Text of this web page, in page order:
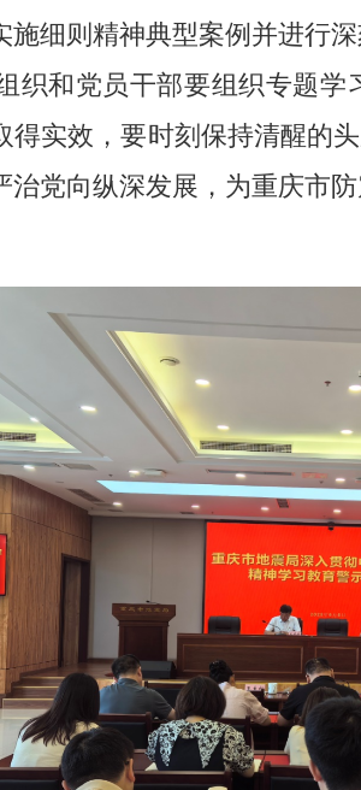
细则精神典型案例并进行深
织和党员干部要组织专题
得实效，要时刻保持清醒的
党向纵深发展，为重庆市